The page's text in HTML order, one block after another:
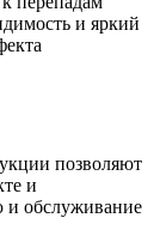
и яркий
позволяют
и
и обслуживание